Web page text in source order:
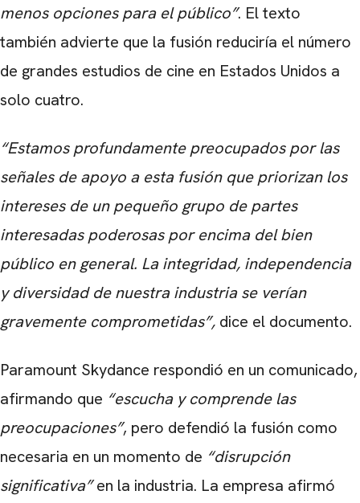
menos opciones para el público”. El texto
también advierte que la fusión reduciría el número
de grandes estudios de cine en Estados Unidos a
solo cuatro.
“Estamos profundamente preocupados por las
señales de apoyo a esta fusión que priorizan los
intereses de un pequeño grupo de partes
interesadas poderosas por encima del bien
público en general. La integridad, independencia
y diversidad de nuestra industria se verían
gravemente comprometidas”, dice el documento.
Paramount Skydance respondió en un comunicado,
afirmando que “escucha y comprende las
preocupaciones”, pero defendió la fusión como
necesaria en un momento de “disrupción
significativa”en la industria. La empresa afirmó